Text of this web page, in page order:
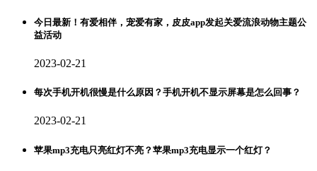
今日最新！有爱相伴，宠爱有家，皮皮app发起关爱流浪动物主题公
益活动
2023-02-21
每次手机开机很慢是什么原因？手机开机不显示屏幕是怎么回事？
2023-02-21
苹果mp3充电只亮红灯不亮？苹果mp3充电显示一个红灯？